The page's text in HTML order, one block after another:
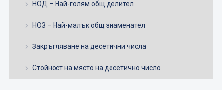
НОД – Най-голям общ делител
НОЗ – Най-малък общ знаменател
Закръгляване на десетични числа
Стойност на място на десетично число